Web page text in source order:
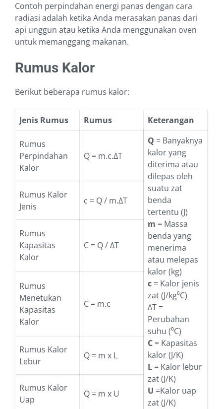
Contoh perpindahan energi panas dengan cara
radiasi adalah ketika Anda merasakan panas dari
api unggun atau ketika Anda menggunakan oven
untuk memanggang makanan.
Rumus Kalor
Berikut beberapa rumus kalor:
Jenis Rumus Rumus Keterangan
Rumus
Perpindahan
Kalor
Q = m.c.ΔT
Q = Banyaknya
kalor yang
diterima atau
dilepas oleh
suatu zat
benda
tertentu (J)
m = Massa
benda yang
menerima
atau melepas
kalor (kg)
c = Kalor jenis
zat (J/kg⁰C)
ΔT =
Perubahan
suhu (⁰C)
C = Kapasitas
kalor (J/K)
L = Kalor lebur
zat (J/K)
U =Kalor uap
zat (J/K)
Rumus Kalor
Jenis
c = Q / m.ΔT
Rumus
Kapasitas
Kalor
C = Q / ΔT
Rumus
Menetukan
Kapasitas
Kalor
C = m.c
Rumus Kalor
Lebur
Q = m x L
Rumus Kalor
Uap
Q = m x U